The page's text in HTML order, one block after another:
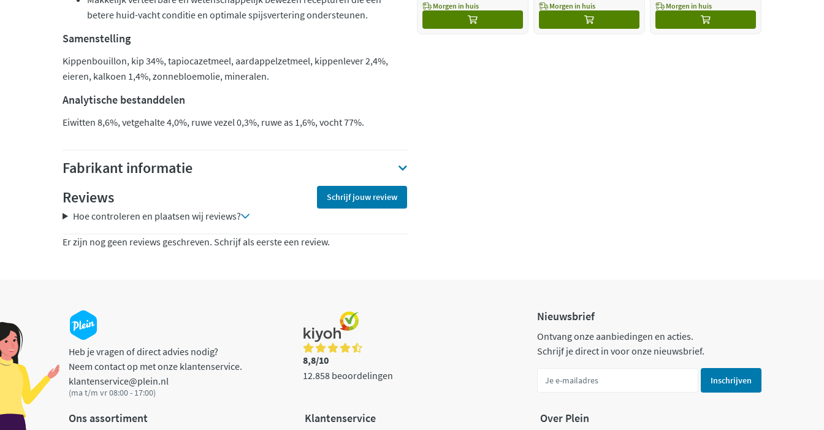
betere huid-vacht conditie en optimale spijsvertering ondersteunen.
Samenstelling
Kippenbouillon, kip 34%, tapiocazetmeel, aardappelzetmeel, kippenlever 2,4%,
eieren, kalkoen 1,4%, zonnebloemolie, mineralen.
Analytische bestanddelen
Eiwitten 8,6%, vetgehalte 4,0%, ruwe vezel 0,3%, ruwe as 1,6%, vocht 77%.
Fabrikant informatie
Reviews
Schrijf jouw review
Hoe controleren en plaatsen wij reviews?
Er zijn nog geen reviews geschreven. Schrijf als eerste een review.
Morgen in huis Morgen in huis Morgen in huis
Heb je vragen of direct advies nodig?
Neem contact op met onze klantenservice.
klantenservice@plein.nl
(ma t/m vr 08:00 - 17:00)
8,8/10
12.858 beoordelingen
Nieuwsbrief
Ontvang onze aanbiedingen en acties.
Schrijf je direct in voor onze nieuwsbrief.
Inschrijven
Ons assortiment Klantenservice Over Plein